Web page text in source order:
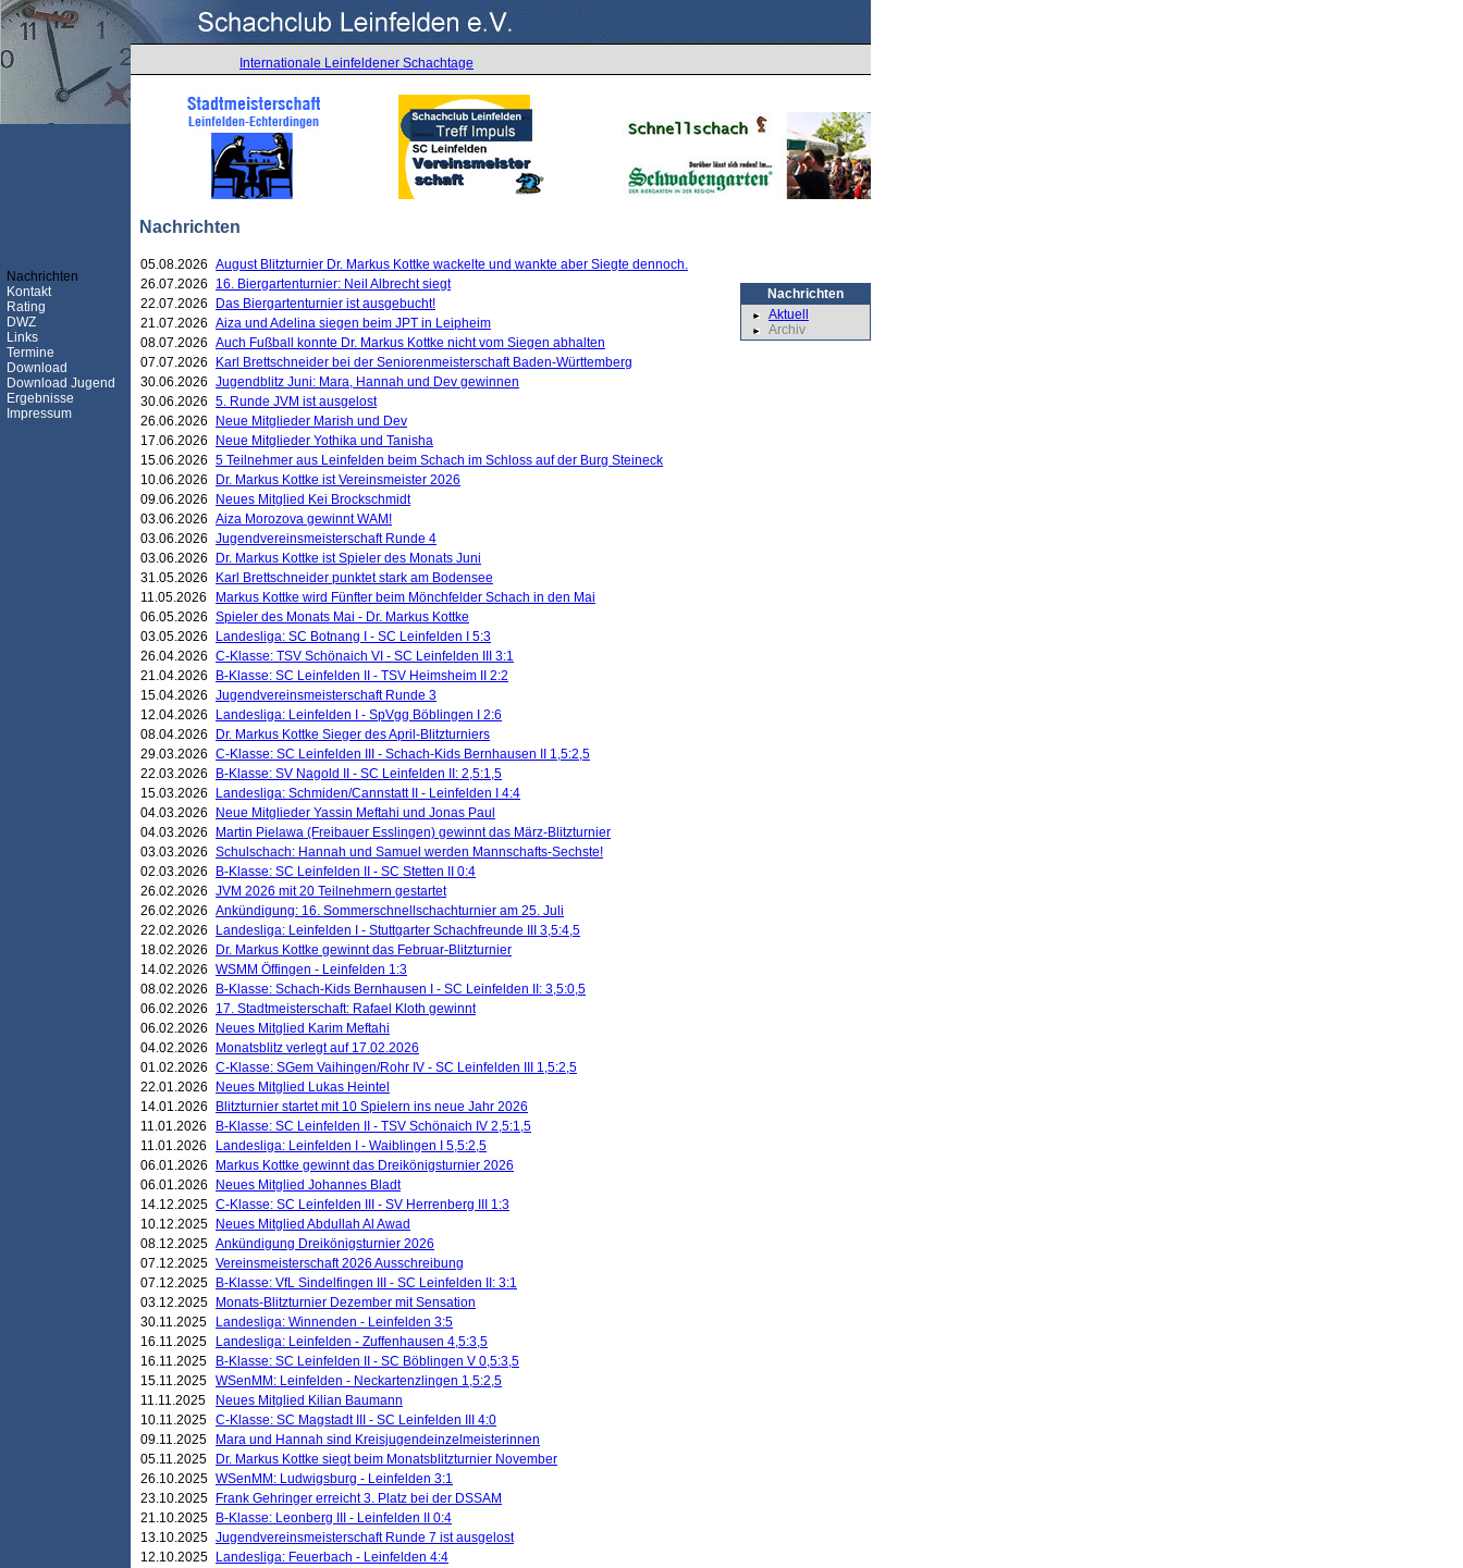
Internationale Leinfeldener Schachtage
Nachrichten
Nachrichten
Kontakt
Rating
DWZ
Links
Termine
Download
Download Jugend
Ergebnisse
Impressum
05.08.2026 August Blitzturnier Dr. Markus Kottke wackelte und wankte aber Siegte dennoch.
26.07.2026
16. Biergartenturnier: Neil Albrecht siegt
22.07.2026
Das Biergartenturnier ist ausgebucht!
21.07.2026 Aiza und Adelina siegen beim JPT in Leipheim
08.07.2026 Auch Fußball konnte Dr. Markus Kottke nicht vom Siegen abhalten
07.07.2026
Karl Brettschneider bei der Seniorenmeisterschaft Baden-Württemberg
30.06.2026 Jugendblitz Juni: Mara, Hannah und Dev gewinnen
30.06.2026 5. Runde JVM ist ausgelost
26.06.2026
Neue Mitglieder Marish und Dev
17.06.2026
Neue Mitglieder Yothika und Tanisha
15.06.2026 5 Teilnehmer aus Leinfelden beim Schach im Schloss auf der Burg Steineck
10.06.2026
Dr. Markus Kottke ist Vereinsmeister 2026
09.06.2026
Neues Mitglied Kei Brockschmidt
03.06.2026 Aiza Morozova gewinnt WAM!
03.06.2026 Jugendvereinsmeisterschaft Runde 4
03.06.2026
Dr. Markus Kottke ist Spieler des Monats Juni
31.05.2026
Karl Brettschneider punktet stark am Bodensee
11.05.2026
Markus Kottke wird Fünfter beim Mönchfelder Schach in den Mai
06.05.2026 Spieler des Monats Mai - Dr. Markus Kottke
03.05.2026
Landesliga: SC Botnang I - SC Leinfelden I 5:3
26.04.2026 C-Klasse: TSV Schönaich VI - SC Leinfelden III 3:1
21.04.2026
B-Klasse: SC Leinfelden II - TSV Heimsheim II 2:2
15.04.2026 Jugendvereinsmeisterschaft Runde 3
12.04.2026
Landesliga: Leinfelden I - SpVgg Böblingen I 2:6
08.04.2026
Dr. Markus Kottke Sieger des April-Blitzturniers
29.03.2026 C-Klasse: SC Leinfelden III - Schach-Kids Bernhausen II 1,5:2,5
22.03.2026
B-Klasse: SV Nagold II - SC Leinfelden II: 2,5:1,5
15.03.2026
Landesliga: Schmiden/Cannstatt II - Leinfelden I 4:4
04.03.2026
Neue Mitglieder Yassin Meftahi und Jonas Paul
04.03.2026
Martin Pielawa (Freibauer Esslingen) gewinnt das März-Blitzturnier
03.03.2026 Schulschach: Hannah und Samuel werden Mannschafts-Sechste!
02.03.2026
B-Klasse: SC Leinfelden II - SC Stetten II 0:4
26.02.2026 JVM 2026 mit 20 Teilnehmern gestartet
26.02.2026 Ankündigung: 16. Sommerschnellschachturnier am 25. Juli
22.02.2026
Landesliga: Leinfelden I - Stuttgarter Schachfreunde III 3,5:4,5
18.02.2026
Dr. Markus Kottke gewinnt das Februar-Blitzturnier
14.02.2026 WSMM Öffingen - Leinfelden 1:3
08.02.2026
B-Klasse: Schach-Kids Bernhausen I - SC Leinfelden II: 3,5:0,5
06.02.2026
17. Stadtmeisterschaft: Rafael Kloth gewinnt
06.02.2026
Neues Mitglied Karim Meftahi
04.02.2026
Monatsblitz verlegt auf 17.02.2026
01.02.2026 C-Klasse: SGem Vaihingen/Rohr IV - SC Leinfelden III 1,5:2,5
22.01.2026
Neues Mitglied Lukas Heintel
14.01.2026
Blitzturnier startet mit 10 Spielern ins neue Jahr 2026
11.01.2026
B-Klasse: SC Leinfelden II - TSV Schönaich IV 2,5:1,5
11.01.2026
Landesliga: Leinfelden I - Waiblingen I 5,5:2,5
06.01.2026
Markus Kottke gewinnt das Dreikönigsturnier 2026
06.01.2026
Neues Mitglied Johannes Bladt
14.12.2025 C-Klasse: SC Leinfelden III - SV Herrenberg III 1:3
10.12.2025
Neues Mitglied Abdullah Al Awad
08.12.2025 Ankündigung Dreikönigsturnier 2026
07.12.2025 Vereinsmeisterschaft 2026 Ausschreibung
07.12.2025
B-Klasse: VfL Sindelfingen III - SC Leinfelden II: 3:1
03.12.2025
Monats-Blitzturnier Dezember mit Sensation
30.11.2025
Landesliga: Winnenden - Leinfelden 3:5
16.11.2025
Landesliga: Leinfelden - Zuffenhausen 4,5:3,5
16.11.2025
B-Klasse: SC Leinfelden II - SC Böblingen V 0,5:3,5
15.11.2025 WSenMM: Leinfelden - Neckartenzlingen 1,5:2,5
11.11.2025
Neues Mitglied Kilian Baumann
10.11.2025 C-Klasse: SC Magstadt III - SC Leinfelden III 4:0
09.11.2025
Mara und Hannah sind Kreisjugendeinzelmeisterinnen
05.11.2025
Dr. Markus Kottke siegt beim Monatsblitzturnier November
26.10.2025 WSenMM: Ludwigsburg - Leinfelden 3:1
23.10.2025
Frank Gehringer erreicht 3. Platz bei der DSSAM
21.10.2025
B-Klasse: Leonberg III - Leinfelden II 0:4
13.10.2025 Jugendvereinsmeisterschaft Runde 7 ist ausgelost
12.10.2025
Landesliga: Feuerbach - Leinfelden 4:4
Nachrichten
Aktuell
Archiv